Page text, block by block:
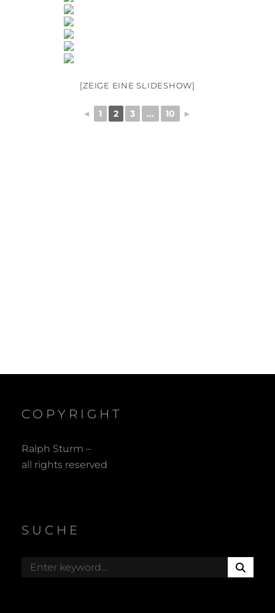
[ZEIGE EINE SLIDESHOW]
◄ 1 2 3 ... 10 ►
COPYRIGHT
Ralph Sturm –
all rights reserved
SUCHE
Search
E